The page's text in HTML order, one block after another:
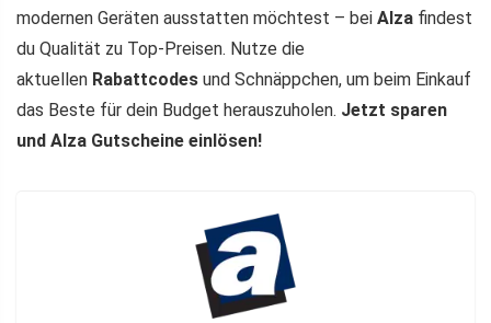
modernen Geräten ausstatten möchtest – bei Alza findest
du Qualität zu Top-Preisen. Nutze die
aktuellen Rabattcodes und Schnäppchen, um beim Einkauf
das Beste für dein Budget herauszuholen. Jetzt sparen
und Alza Gutscheine einlösen!